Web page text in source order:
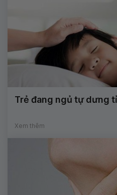
Trẻ đang ngủ tự dưng
Xem thêm